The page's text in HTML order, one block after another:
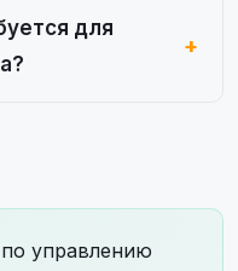
для
управлению